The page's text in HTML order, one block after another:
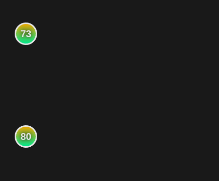
73
80